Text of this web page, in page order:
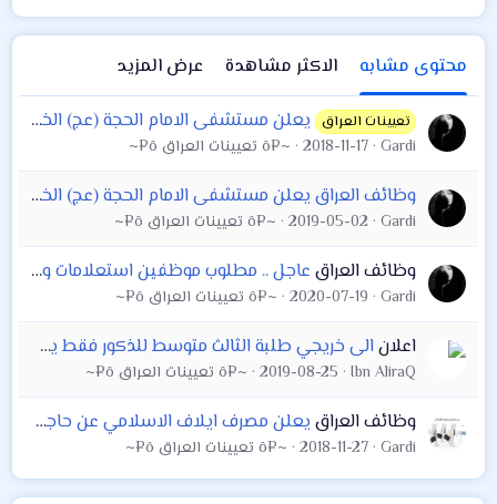
محتوى مشابه الاكثر مشاهدة عرض المزيد
تعيينات العراق يعلن مستشفى الامام الحجة (عج) الخيري/ كربلاء، عن حاجته الى موظف بعنوان (امين مخزن طبي) وفق الشروط التالية:
Gardi
2018-11-17 ~¤ô تعيينات العراق ô¤~
وظائف العراق يعلن مستشفى الامام الحجة (عج) الخيري في كربلاء، عن حاجته الى موظف بعنوان (مهندس IT)
Gardi
2019-05-02 ~¤ô تعيينات العراق ô¤~
وظائف العراق عاجل .. مطلوب موظفين استعلامات وموظفين امناء صندوق في مستشفى الامام زين العابدين عليه السلام
Gardi
2020-07-19 ~¤ô تعيينات العراق ô¤~
اعلانالى خريجي طلبة الثالث متوسط للذكور فقط يعلن معهد اعداد مفوضي الشرطة عن فتح باب التقديم للدورة ( التاسعة )
Ibn AliraQ
2019-08-25 ~¤ô تعيينات العراق ô¤~
وظائف العراق يعلن مصرف ايلاف الاسلامي عن حاجته الى معاون مدير فرع كربلاء و الديوانيه
Gardi
2018-11-27 ~¤ô تعيينات العراق ô¤~